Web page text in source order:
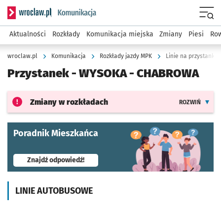
Serwis informacyjny wroclaw.pl podserwis: Komunikacja
Aktualności Rozkłady Komunikacja miejska Zmiany Piesi
wroclaw.pl Komunikacja Rozkłady jazdy MPK Linie na przystanku
Przystanek - WYSOKA - CHABROWA
Zmiany w rozkładach ROZWIŃ
Poradnik Mieszkańca
Znajdź odpowiedź!- otworzy się w nowej karcie
LINIE AUTOBUSOWE